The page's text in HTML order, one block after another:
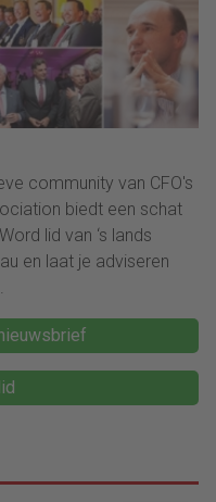
community van CFO's
biedt een schat
lid van ‘s lands
en laat je adviseren